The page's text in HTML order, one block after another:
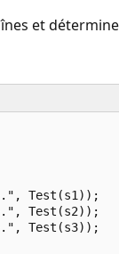
et
Test(s1));
Test(s2));
Test(s3));